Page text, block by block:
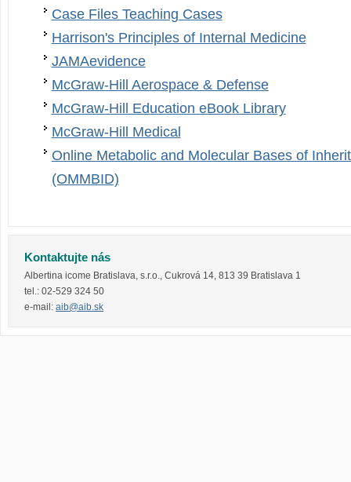
Case Files Teaching Cases
Harrison's Principles of Internal Medicine
JAMAevidence
McGraw-Hill Aerospace & Defense
McGraw-Hill Education eBook Library
McGraw-Hill Medical
Online Metabolic and Molecular Bases of
(OMMBID)
Kontaktujte nás
Albertina icome Bratislava, s.r.o. Cukrová 14 813 39 Bratislava 1
tel.: 02-529 324 50
e-mail: aib@aib.sk